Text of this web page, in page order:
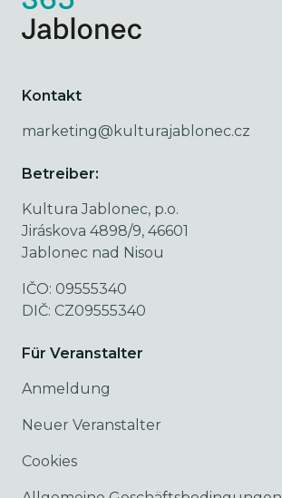
Kontakt
marketing@kulturajablonec.cz
Betreiber:
Kultura Jablonec, p.o.
Jiráskova 4898/9, 46601
Jablonec nad Nisou
IČO: 09555340
DIČ: CZ09555340
Für Veranstalter
Anmeldung
Neuer Veranstalter
Cookies